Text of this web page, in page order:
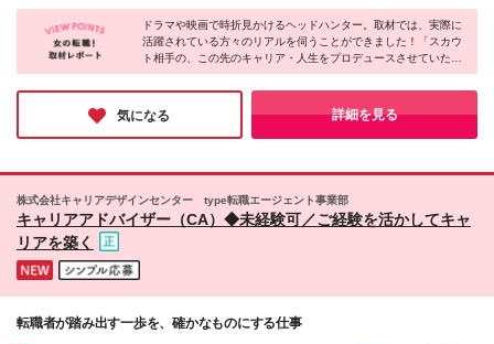
ルを管理して働きたい方 ★法人営業や接客・販売な
ど顧客折衝のご経験をお持ちの方
に評価しています。 ◆日々の頑張りも評価 ┗「スカ
ウト」や「面談」などのステップも貢献度として評
価！焦らず取り組めます。 ◆成約もしっかり評価 ┗
ことはありません。 あなたのペースで出した成果
は、会社・個人の業績として適正に還元します！ ＝
せん） ※残業代は発生分を全額支給します
ンタワーN 30F ※転勤はありません ※(変更の範囲)な
し 《大人の余裕を育む田町・芝浦エリア》 オフィス
となる田町ステーションタワーは、田町駅から直結の
好立地。 エグゼクティブな方々と向き合う仕事だか
らこそ、 運河の風が吹き抜ける落ち着いた街の空気
は日々の頭をリフレッシュするのに最適です。 ラン
ィナーや上質なショッピングも思いのまま。 オンと
オフ、どちらも妥協せずに自分を磨ける心地よいステ
ドラマや映画で時折見かけるヘッドハンター。取材では、実際に
活躍されている方々のリアルを伺うことができました！「スカウ
ト相手の、この先のキャリア・人生をプロデュースさせていただ
くような一面もあるんです」。そう語る現役メンバーの方の充実
感あふれる表情が、今でも忘れられません。「簡単には成果が出
せないからこそ、しっかり面倒を見ます！」とも語られており、
新しいキャリアを歩みたい方に一押しの企業さんです！
気になる 詳細を見る
株式会社キャリアデザインセンター type転職エージェント事業部
キャリアアドバイザー（CA）◆未経験可／ご経験を活かしてキャ
リアを築く
転職者が踏み出す一歩を、確かなものにする仕事